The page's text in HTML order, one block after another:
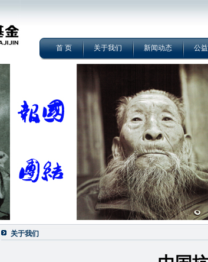
首 页 关于我们 新闻动态 公
关于我们